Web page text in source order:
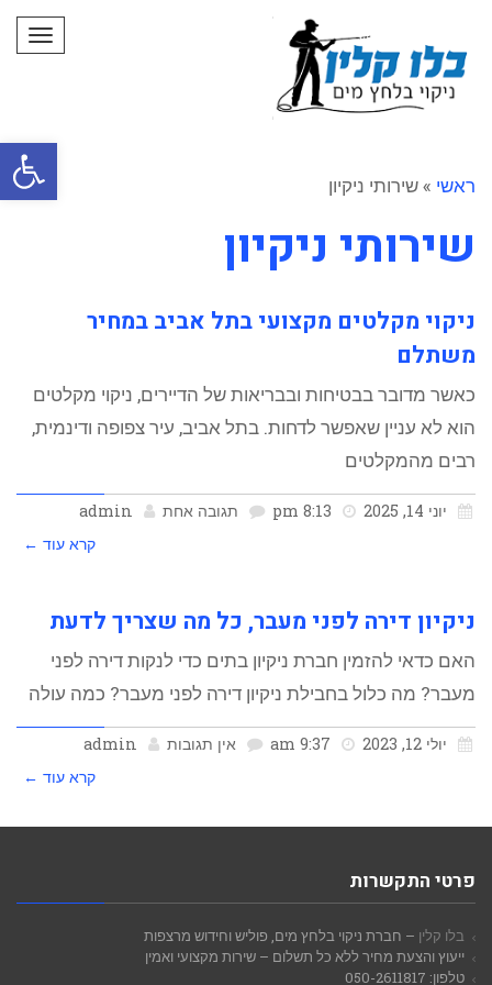
פתח
ראשי »שירותי ניקיון
שירותי ניקיון
ניקוי מקלטים מקצועי בתל אביב במחיר
משתלם
כאשר מדובר בבטיחות ובבריאות של הדיירים, ניקוי מקלטים
הוא לא עניין שאפשר לדחות. בתל אביב, עיר צפופה ודינמית,
רבים מהמקלטים
יוני 14, 2025 תגובה אחת
admin
קרא עוד ←
ניקיון דירה לפני מעבר, כל מה שצריך לדעת
האם כדאי להזמין חברת ניקיון בתים כדי לנקות דירה לפני
מעבר? מה כלול בחבילת ניקיון דירה לפני מעבר? כמה עולה
יולי 12, 2023 אין תגובות
admin
קרא עוד ←
פרטי התקשרות
בלו קלין – חברת ניקוי בלחץ מים, פוליש וחידוש מרצפות
ייעוץ והצעת מחיר ללא כל תשלום – שירות מקצועי ואמין
טלפון: 050-2611817